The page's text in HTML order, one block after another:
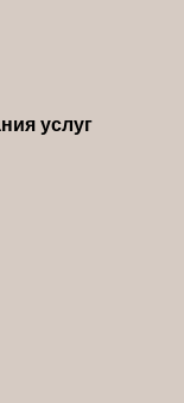
услуг